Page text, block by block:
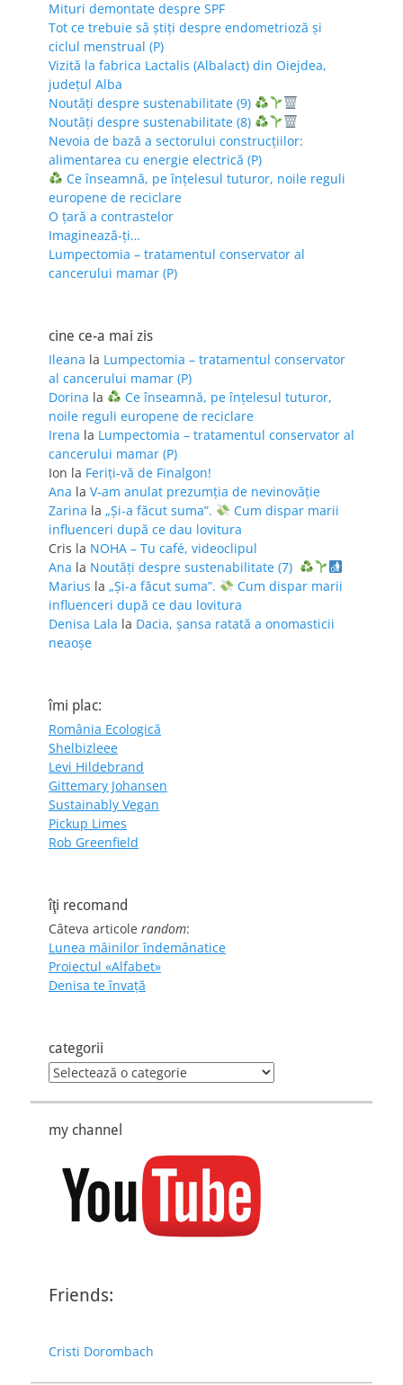
Mituri demontate despre SPF
Tot ce trebuie să știți despre endometrioză și
ciclul menstrual (P)
Vizită la fabrica Lactalis (Albalact) din Oiejdea,
județul Alba
Noutăți despre sustenabilitate (9)
Noutăți despre sustenabilitate (8)
Nevoia de bază a sectorului construcțiilor:
alimentarea cu energie electrică (P)
Ce înseamnă, pe înțelesul tuturor, noile reguli
europene de reciclare
O țară a contrastelor
Imaginează-ți…
Lumpectomia – tratamentul conservator al
cancerului mamar (P)
cine ce-a mai zis
Ileana la Lumpectomia – tratamentul conservator
al cancerului mamar (P)
Dorina la
Ce înseamnă, pe înțelesul tuturor,
noile reguli europene de reciclare
Irena la Lumpectomia – tratamentul conservator al
cancerului mamar (P)
Ion la Feriţi-vă de Finalgon!
Ana la V-am anulat prezumția de nevinovăție
Zarina la „Și-a făcut suma”.
Cum dispar marii
influenceri după ce dau lovitura
Cris la NOHA – Tu café, videoclipul
Ana la Noutăți despre sustenabilitate (7)
Marius la „Și-a făcut suma”.
Cum dispar marii
influenceri după ce dau lovitura
Denisa Lala la Dacia, șansa ratată a onomasticii
neaoșe
îmi plac:
România Ecologică
Shelbizleee
Levi Hildebrand
Gittemary Johansen
Sustainably Vegan
Pickup Limes
Rob Greenfield
îţi recomand
Câteva articole random:
Lunea mâinilor îndemânatice
Proiectul «Alfabet»
Denisa te învaţă
categorii
categorii
my channel
Friends:
Cristi Dorombach